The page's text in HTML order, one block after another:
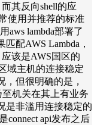
其反向shell的应
使用并推荐的标准
aws lambda部署了
配AWS Lambda，
该是AWS国区的
域主机的连接稳定
但很明确的是，
机关在其上有业务
是非滥用连接稳定的
connect api发布之后